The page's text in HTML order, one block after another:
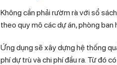
Không cần phải rườm rà với sổ
theo quy mô các dự án, phòng ban
Ứng dụng sẽ xây dựng hệ thống
phí dự trù và chi phí đầu ra. Từ đó